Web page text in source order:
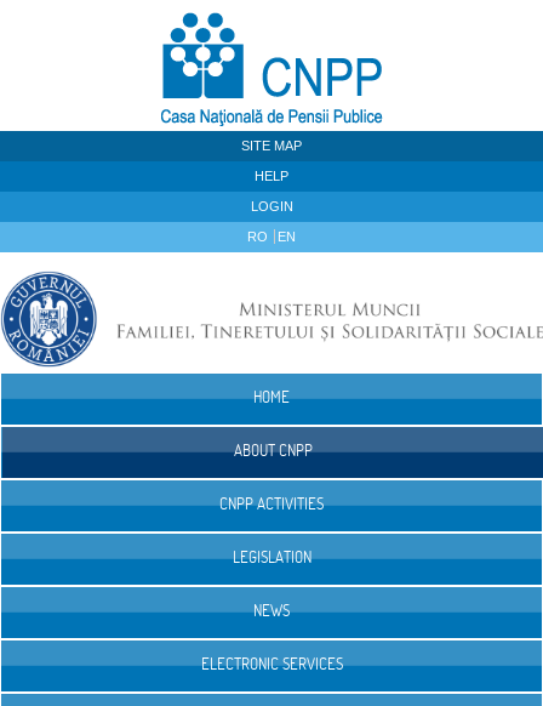
SITE MAP
HELP
LOGIN
RO EN
HOME
ABOUT CNPP
CNPP ACTIVITIES
LEGISLATION
NEWS
ELECTRONIC SERVICES